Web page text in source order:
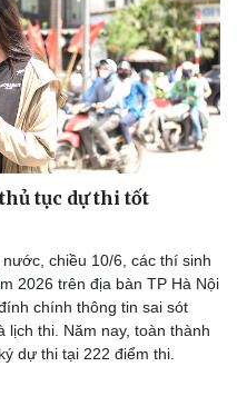
tục dự thi tốt
chiều 10/6, các thí sinh
2026 trên địa bàn TP Hà Nội
chính thông tin sai sót
lịch thi. Năm nay, toàn thành
dự thi tại 222 điểm thi.